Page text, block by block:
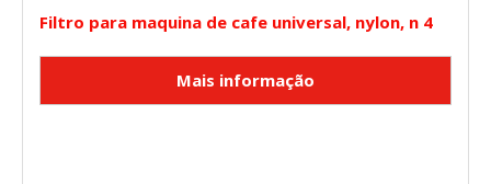
Filtro para maquina de cafe universal, nylon, n 4